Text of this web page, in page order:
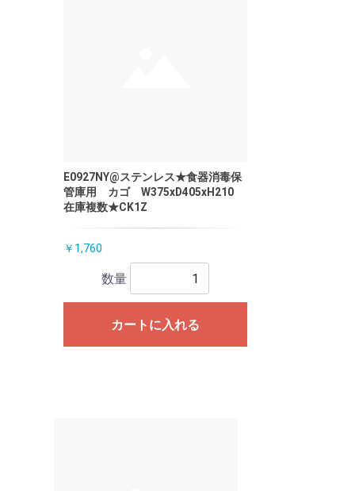
E0927NY@ステンレス★食器消毒保
管庫用 カゴ W375xD405xH210
在庫複数★CK1Z
￥1,760
数量
カートに入れる